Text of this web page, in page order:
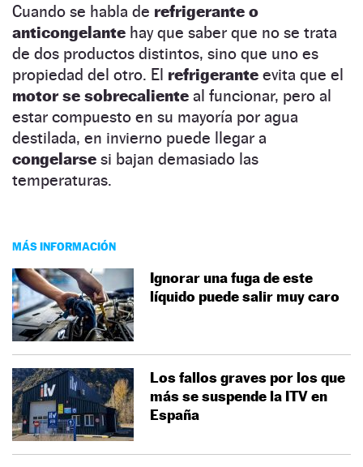
Cuando se habla de refrigerante o
anticongelante hay que saber que no se trata
de dos productos distintos, sino que uno es
propiedad del otro. El refrigerante evita que el
motor se sobrecaliente al funcionar, pero al
estar compuesto en su mayoría por agua
destilada, en invierno puede llegar a
congelarse si bajan demasiado las
temperaturas.
MÁS INFORMACIÓN
Ignorar una fuga de este
líquido puede salir muy caro
Los fallos graves por los que
más se suspende la ITV en
España